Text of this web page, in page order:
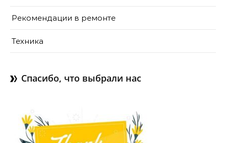
Рекомендации в ремонте
Техника
Спасибо, что выбрали нас